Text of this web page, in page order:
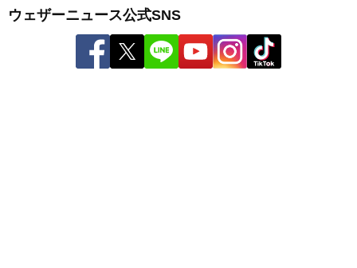
ウェザーニュース公式SNS